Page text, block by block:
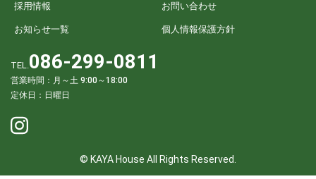
採用情報 お問い合わせ
お知らせ一覧 個人情報保護方針
TEL.086-299-0811
営業時間：月～土 9:00～18:00
定休日：日曜日
© KAYA House All Rights Reserved.